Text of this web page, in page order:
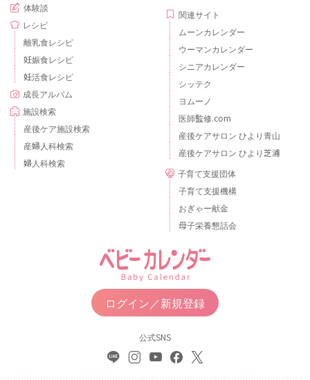
体験談
レシピ
離乳食レシピ
妊娠食レシピ
妊活食レシピ
成長アルバム
施設検索
産後ケア施設検索
産婦人科検索
婦人科検索
関連サイト
ムーンカレンダー
ウーマンカレンダー
シニアカレンダー
シッテク
ヨムーノ
医師監修.com
産後ケアサロン ひより青山
産後ケアサロン ひより芝浦
子育て支援団体
子育て支援機構
おぎゃー献金
母子栄養懇話会
ログイン／新規登録
公式SNS